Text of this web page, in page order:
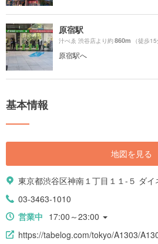
原宿駅
汁べゑ 渋谷店より約860m （徒歩15
原宿駅へ
基本情報
地図を見る
東京都渋谷区神南１丁目１１-５ ダ
03-3463-1010
営業中 17:00～23:00
https://tabelog.com/tokyo/A1303/